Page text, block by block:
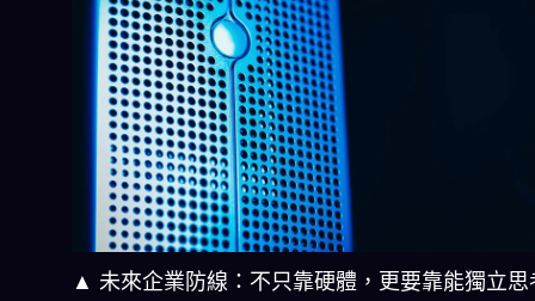
▲ 未來企業防線：不只靠硬體，更要靠能獨立思